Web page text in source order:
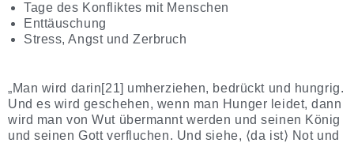
Tage des Konfliktes mit Menschen
Enttäuschung
Stress, Angst und Zerbruch
„Man wird darin[21] umherziehen, bedrückt und hungrig.
Und es wird geschehen, wenn man Hunger leidet, dann
wird man von Wut übermannt werden und seinen König
und seinen Gott verfluchen. Und siehe, ⟨da ist⟩ Not und